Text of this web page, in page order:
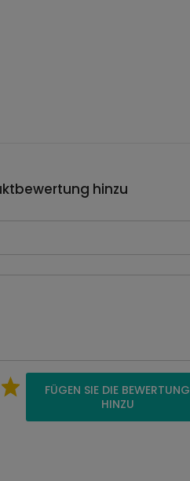
hinzu
FÜGEN SIE DIE BEWERTUNG
HINZU